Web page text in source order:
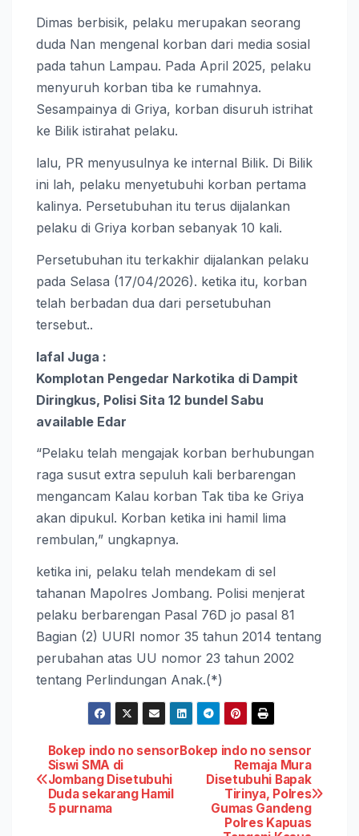
Dimas berbisik, pelaku merupakan seorang
duda Nan mengenal korban dari media sosial
pada tahun Lampau. Pada April 2025, pelaku
menyuruh korban tiba ke rumahnya.
Sesampainya di Griya, korban disuruh istrihat
ke Bilik istirahat pelaku.
lalu, PR menyusulnya ke internal Bilik. Di Bilik
ini lah, pelaku menyetubuhi korban pertama
kalinya. Persetubuhan itu terus dijalankan
pelaku di Griya korban sebanyak 10 kali.
Persetubuhan itu terkakhir dijalankan pelaku
pada Selasa (17/04/2026). ketika itu, korban
telah berbadan dua dari persetubuhan
tersebut..
lafal Juga :
Komplotan Pengedar Narkotika di Dampit
Diringkus, Polisi Sita 12 bundel Sabu
available Edar
“Pelaku telah mengajak korban berhubungan
raga susut extra sepuluh kali berbarengan
mengancam Kalau korban Tak tiba ke Griya
akan dipukul. Korban ketika ini hamil lima
rembulan,” ungkapnya.
ketika ini, pelaku telah mendekam di sel
tahanan Mapolres Jombang. Polisi menjerat
pelaku berbarengan Pasal 76D jo pasal 81
Bagian (2) UURI nomor 35 tahun 2014 tentang
perubahan atas UU nomor 23 tahun 2002
tentang Perlindungan Anak.(*)
Post
navigation
Bokep indo no sensor
Remaja Mura
Disetubuhi Bapak
Tirinya, Polres
Gumas Gandeng
Polres Kapuas
Bokep indo no sensor
Siswi SMA di
Jombang Disetubuhi
Duda sekarang Hamil
5 purnama